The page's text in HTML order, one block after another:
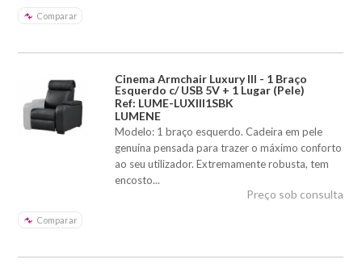
Comparar
Cinema Armchair Luxury III - 1 Braço
Esquerdo c/ USB 5V + 1 Lugar (Pele)
Ref: LUME-LUXIII1SBK
LUMENE
Modelo: 1 braço esquerdo. Cadeira em pele
genuína pensada para trazer o máximo conforto
ao seu utilizador. Extremamente robusta, tem
encosto...
Comparar
Preço sob consulta